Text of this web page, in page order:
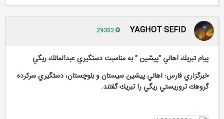
YAGHOT SEFID
پيام تبريك اهالي "پيشين " به مناسبت دستگيري عبدالمالك ريگي
خبرگزاري فارس: اهالي پيشين سيستان و بلوچستان، دستگيري سركرده
گروهك تروريستي ريگي را تبريك گفتند.